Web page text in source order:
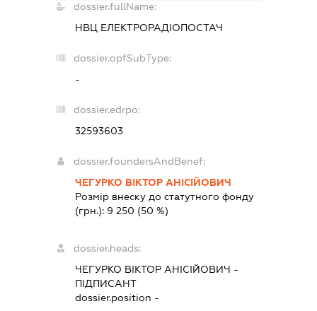
dossier.fullName:
НВЦ ЕЛЕКТРОРАДІОПОСТАЧ
dossier.opfSubType:
-
dossier.edrpo:
32593603
dossier.foundersAndBenef:
ЧЕГУРКО ВІКТОР АНІСІЙОВИЧ
Розмір внеску до статутного фонду
(грн.): 9 250 (50 %)
dossier.heads:
ЧЕГУРКО ВІКТОР АНІСІЙОВИЧ -
ПІДПИСАНТ
dossier.position -